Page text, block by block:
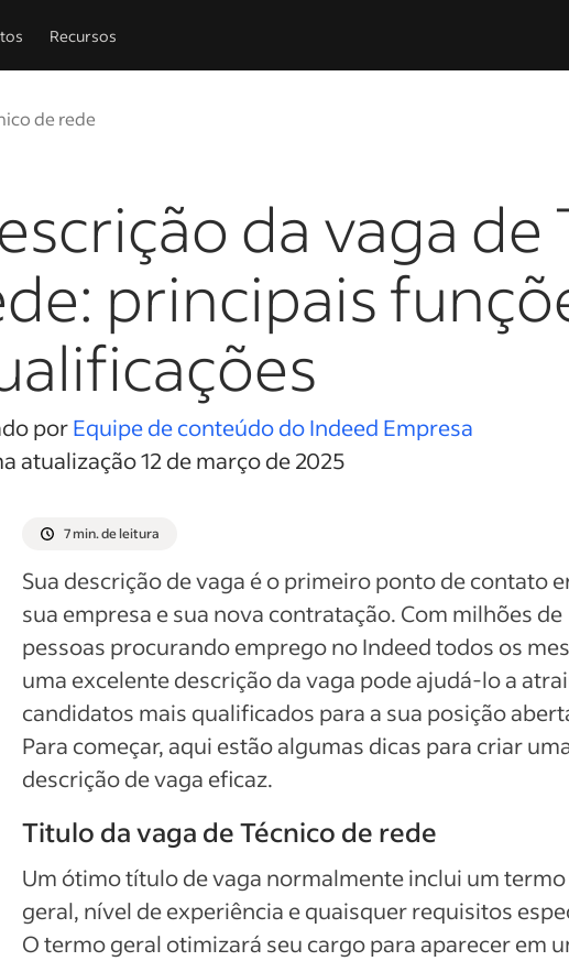
Recursos
de rede
da vaga de
principais
porEquipe de conteúdo do Indeed Empresa
atualização 12 de março de 2025
7 min. de leitura
Sua descrição de vaga é o primeiro ponto de contato
sua empresa e sua nova contratação. Com milhões de
pessoas procurando emprego no Indeed todos os
uma excelente descrição da vaga pode ajudá-lo a
candidatos mais qualificados para a sua posição
Para começar, aqui estão algumas dicas para criar
descrição de vaga eficaz.
Titulo da vaga de Técnico de rede
Um ótimo título de vaga normalmente inclui um termo
geral, nível de experiência e quaisquer requisitos
O termo geral otimizará seu cargo para aparecer em